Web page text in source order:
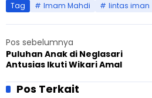
Tag Imam Mahdi lintas iman
Pos sebelumnya
Puluhan Anak di Neglasari
Antusias Ikuti Wikari Amal
Pos Terkait